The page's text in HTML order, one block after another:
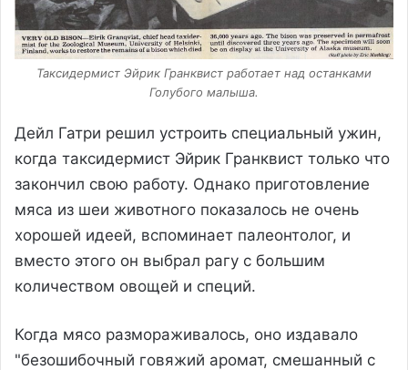
Таксидермист Эйрик Гранквист работает над останками
Голубого малыша.
Дейл Гатри решил устроить специальный ужин,
когда таксидермист Эйрик Гранквист только что
закончил свою работу. Однако приготовление
мяса из шеи животного показалось не очень
хорошей идеей, вспоминает палеонтолог, и
вместо этого он выбрал рагу с большим
количеством овощей и специй.
Когда мясо размораживалось, оно издавало
"безошибочный говяжий аромат, смешанный с